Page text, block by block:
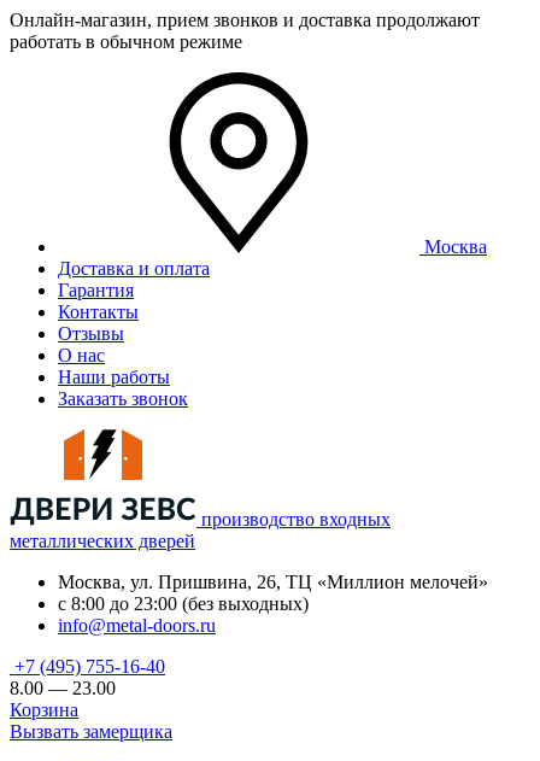
Онлайн-магазин, прием звонков и доставка продолжают
работать в обычном режиме
Москва
Доставка и оплата
Гарантия
Контакты
Отзывы
О нас
Наши работы
Заказать звонок
производство входных
металлических дверей
Москва, ул. Пришвина, 26, ТЦ «Миллион мелочей»
с 8:00 до 23:00 (без выходных)
info@metal-doors.ru
+7 (495) 755-16-40
8.00 — 23.00
Корзина
Вызвать замерщика